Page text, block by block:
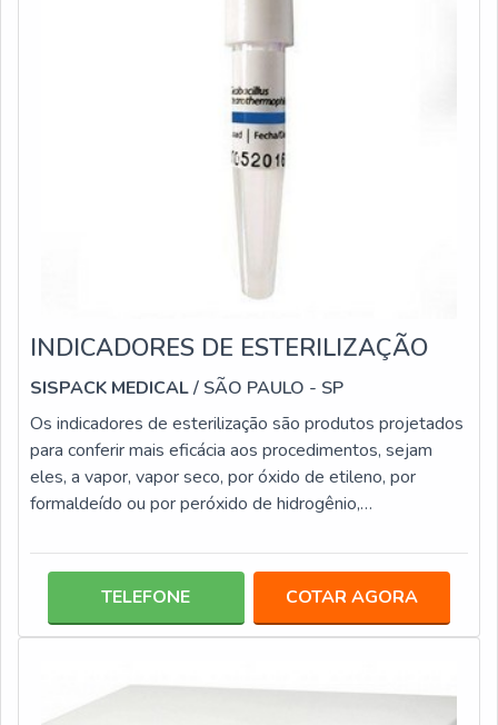
INDICADORES DE ESTERILIZAÇÃO
SISPACK MEDICAL/ SÃO PAULO - SP
Os indicadores de esterilização são produtos projetados
para conferir mais eficácia aos procedimentos, sejam
eles, a vapor, vapor seco, por óxido de etileno, por
formaldeído ou por peróxido de hidrogênio,
hospitalares, entre outros locais.Além de determinantes
esterilização também são essenciais para centros
estéticos, que possuem autoclaves para esterilização de
TELEFONE COTAR AGORA